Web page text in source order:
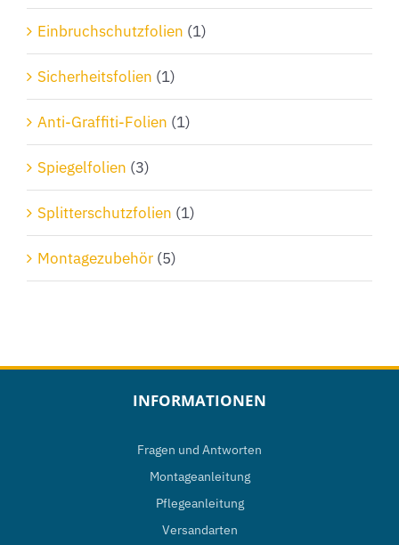
Einbruchschutzfolien (1)
Sicherheitsfolien (1)
Anti-Graffiti-Folien (1)
Spiegelfolien (3)
Splitterschutzfolien (1)
Montagezubehör (5)
INFORMATIONEN
Fragen und Antworten
Montageanleitung
Pflegeanleitung
Versandarten